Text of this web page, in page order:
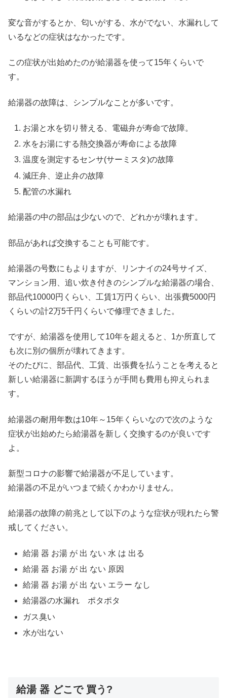
変な音がするとか、匂いがする、水がでない、水漏れして
いるなどの症状はなかったです。
この症状が出始めたのが給湯器を使って15年くらいで
す。
給湯器の故障は、シンプルなことが多いです。
お湯と水を切り替える、電磁弁が寿命で故障。
水をお湯にする熱交換器が寿命による故障
温度を測定するセンサ(サーミスタ)の故障
減圧弁、逆止弁の故障
配管の水漏れ
給湯器の中の部品は少ないので、どれかが壊れます。
部品があれば交換することも可能です。
給湯器の号数にもよりますが、リンナイの24号サイズ、
マンション用、追い炊き付きのシンプルな給湯器の場合、
部品代10000円くらい、工賃1万円くらい、出張費5000円
くらいの計2万5千円くらいで修理できました。
ですが、給湯器を使用して10年を超えると、1か所直して
も次に別の個所が壊れてきます。
そのたびに、部品代、工賃、出張費を払うことを考えると
新しい給湯器に新調するほうが手間も費用も抑えられま
す。
給湯器の耐用年数は10年～15年くらいなので次のような
症状が出始めたら給湯器を新しく交換するのが良いです
よ。
新型コロナの影響で給湯器が不足しています。
給湯器の不足がいつまで続くかわかりません。
給湯器の故障の前兆として以下のような症状が現れたら警
戒してください。
給湯 器 お湯 が 出 ない 水 は 出る
給湯 器 お湯 が 出 ない 原因
給湯 器 お湯 が 出 ない エラー なし
給湯器の水漏れ ポタポタ
ガス臭い
水が出ない
給湯 器 どこで 買う?